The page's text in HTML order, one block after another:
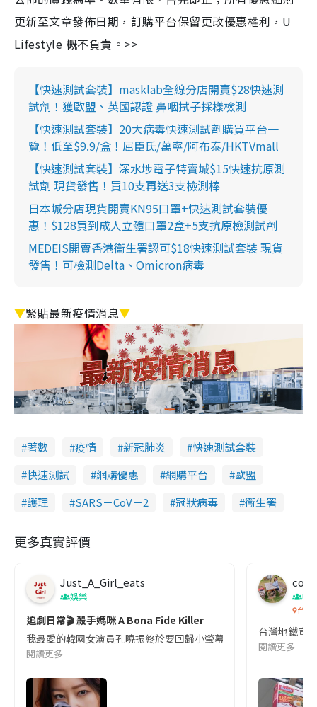
更新至文章發佈日期，訂購平台保留更改優惠權利，U
Lifestyle 概不負責。>>
【快速測試套裝】masklab全線分店開賣$28快速測
試劑！獲歐盟、英國認證 鼻咽拭子採樣檢測
【快速測試套裝】20大病毒快速測試劑購買平台一
覽！低至$9.9/盒！屈臣氏/萬寧/阿布泰/HKTVmall
【快速測試套裝】深水埗電子特賣城$15快速抗原測
試劑 現貨發售！買10支再送3支檢測棒
日本城分店現貨開賣KN95口罩+快速測試套裝優
惠！$128買到成人立體口罩2盒+5支抗原檢測試劑
MEDEIS開賣香港衛生署認可$18快速測試套裝 現貨
發售！可檢測Delta、Omicron病毒
▼緊貼最新疫情消息▼
著數 疫情 新冠肺炎
快速測試套裝
快速測試
網購優惠 網購平台
歐盟
護理
SARS－CoV－2 冠狀病毒 衞生署
更多真實評價
Just_A_Girl_eats
娛樂
追劇日常🎬 殺手媽咪 A Bona Fide Killer
我最愛的韓國女演員孔曉振終於要回歸小螢幕啦!這次的劇本改編
閱讀更多
co
吹
台灣
台灣地鐵宣
閱讀更多